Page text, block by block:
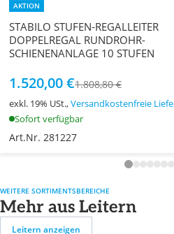
AKTION
STABILO STUFEN-REGALLEITER
DOPPELREGAL RUNDROHR-
SCHIENENANLAGE 10 STUFEN
1.520,00 €1.808,80 €
exkl. 19% USt.,Versandkostenfreie
Sofort verfügbar
Art.Nr. 281227
WEITERE SORTIMENTSBEREICHE
Mehr aus Leitern
Leitern anzeigen